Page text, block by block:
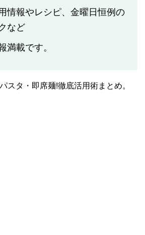
情報やレシピ、金曜日恒例の
など
満載です。
スタ・即席麺!徹底活用術まとめ。